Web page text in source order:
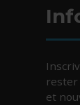
rester
et